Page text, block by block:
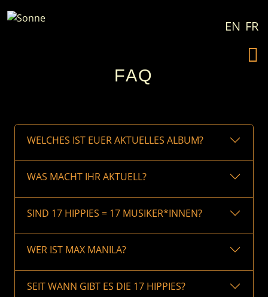
EN FR
FAQ
WELCHES IST EUER AKTUELLES ALBUM?
WAS MACHT IHR AKTUELL?
SIND 17 HIPPIES = 17 MUSIKER*INNEN?
WER IST MAX MANILA?
SEIT WANN GIBT ES DIE 17 HIPPIES?